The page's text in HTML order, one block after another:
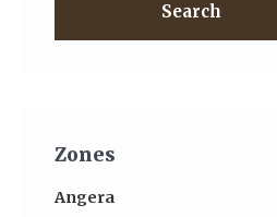
Search
Zones
Angera